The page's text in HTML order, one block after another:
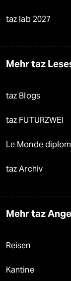
taz lab 2027
Mehr taz
taz Blogs
taz FUTURZWEI
Le Monde
taz Archiv
Mehr taz
Reisen
Kantine